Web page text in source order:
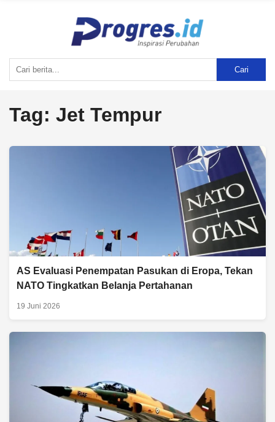
Cari
Tag: Jet Tempur
AS Evaluasi Penempatan Pasukan di Eropa, Tekan
NATO Tingkatkan Belanja Pertahanan
19 Juni 2026